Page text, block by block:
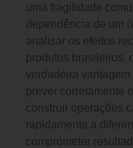
uma fragilidade
dependência de um
analisar os efeitos
produtos brasileiros,
verdadeira
prever corretamente
construir operações
rapidamente a
comprometer